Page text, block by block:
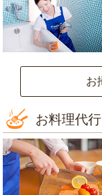
お
お料理代行